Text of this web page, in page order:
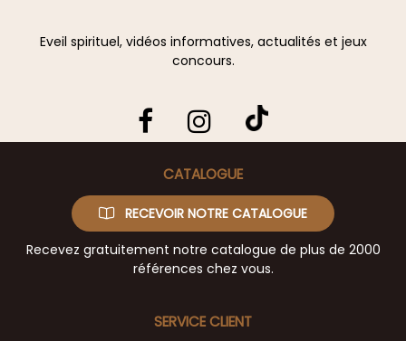
Eveil spirituel, vidéos informatives, actualités et jeux
concours.
CATALOGUE
RECEVOIR NOTRE CATALOGUE
Recevez gratuitement notre catalogue de plus de 2000
références chez vous.
SERVICE CLIENT